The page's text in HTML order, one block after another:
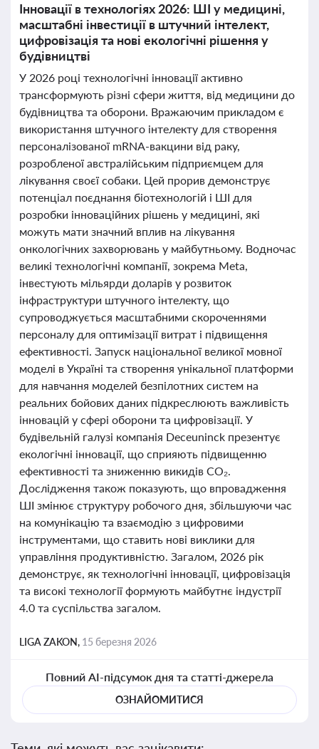
Інновації в технологіях 2026: ШІ у медицині,
масштабні інвестиції в штучний інтелект,
цифровізація та нові екологічні рішення у
будівництві
У 2026 році технологічні інновації активно
трансформують різні сфери життя, від медицини до
будівництва та оборони. Вражаючим прикладом є
використання штучного інтелекту для створення
персоналізованої mRNA-вакцини від раку,
розробленої австралійським підприємцем для
лікування своєї собаки. Цей прорив демонструє
потенціал поєднання біотехнологій і ШІ для
розробки інноваційних рішень у медицині, які
можуть мати значний вплив на лікування
онкологічних захворювань у майбутньому. Водночас
великі технологічні компанії, зокрема Meta,
інвестують мільярди доларів у розвиток
інфраструктури штучного інтелекту, що
супроводжується масштабними скороченнями
персоналу для оптимізації витрат і підвищення
ефективності. Запуск національної великої мовної
моделі в Україні та створення унікальної платформи
для навчання моделей безпілотних систем на
реальних бойових даних підкреслюють важливість
інновацій у сфері оборони та цифровізації. У
будівельній галузі компанія Deceuninck презентує
екологічні інновації, що сприяють підвищенню
ефективності та зниженню викидів CO₂.
Дослідження також показують, що впровадження
ШІ змінює структуру робочого дня, збільшуючи час
на комунікацію та взаємодію з цифровими
інструментами, що ставить нові виклики для
управління продуктивністю. Загалом, 2026 рік
демонструє, як технологічні інновації, цифровізація
та високі технології формують майбутнє індустрії
4.0 та суспільства загалом.
LIGA ZAKON, 15 березня 2026
Повний AI-підсумок дня та статті-джерела
ОЗНАЙОМИТИСЯ